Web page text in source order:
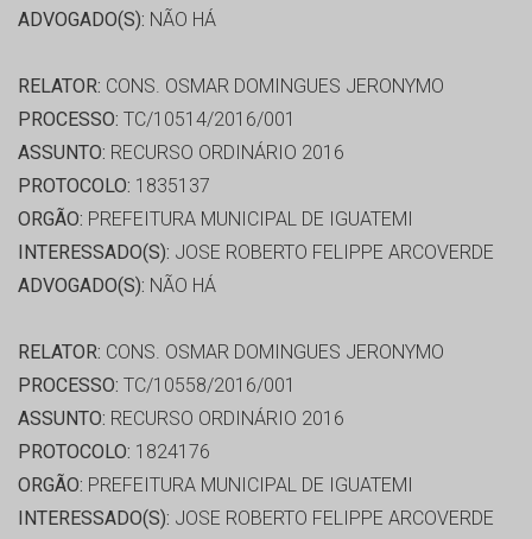
ADVOGADO(S): NÃO HÁ
RELATOR: CONS. OSMAR DOMINGUES JERONYMO
PROCESSO: TC/10514/2016/001
ASSUNTO: RECURSO ORDINÁRIO 2016
PROTOCOLO: 1835137
ORGÃO: PREFEITURA MUNICIPAL DE IGUATEMI
INTERESSADO(S): JOSE ROBERTO FELIPPE ARCOVERDE
ADVOGADO(S): NÃO HÁ
RELATOR: CONS. OSMAR DOMINGUES JERONYMO
PROCESSO: TC/10558/2016/001
ASSUNTO: RECURSO ORDINÁRIO 2016
PROTOCOLO: 1824176
ORGÃO: PREFEITURA MUNICIPAL DE IGUATEMI
INTERESSADO(S): JOSE ROBERTO FELIPPE ARCOVERDE